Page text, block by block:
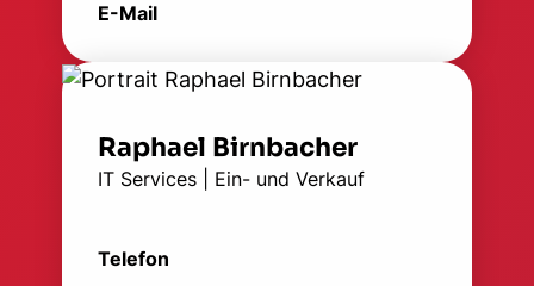
E-Mail
Raphael Birnbacher
IT Services | Ein- und Verkauf
Telefon